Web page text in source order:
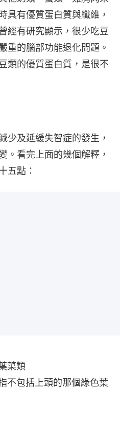
具有優質蛋白質與纖維，
經有研究顯示，很少吃豆
重的腦部功能退化問題。
類的優質蛋白質，是很不
少及延緩失智症的發生，
。看完上面的幾個解釋，
五點：
菜類
不包括上頭的那個綠色葉